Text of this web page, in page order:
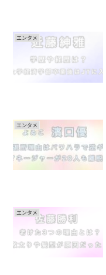
エンタメ
エンタメ
エンタメ